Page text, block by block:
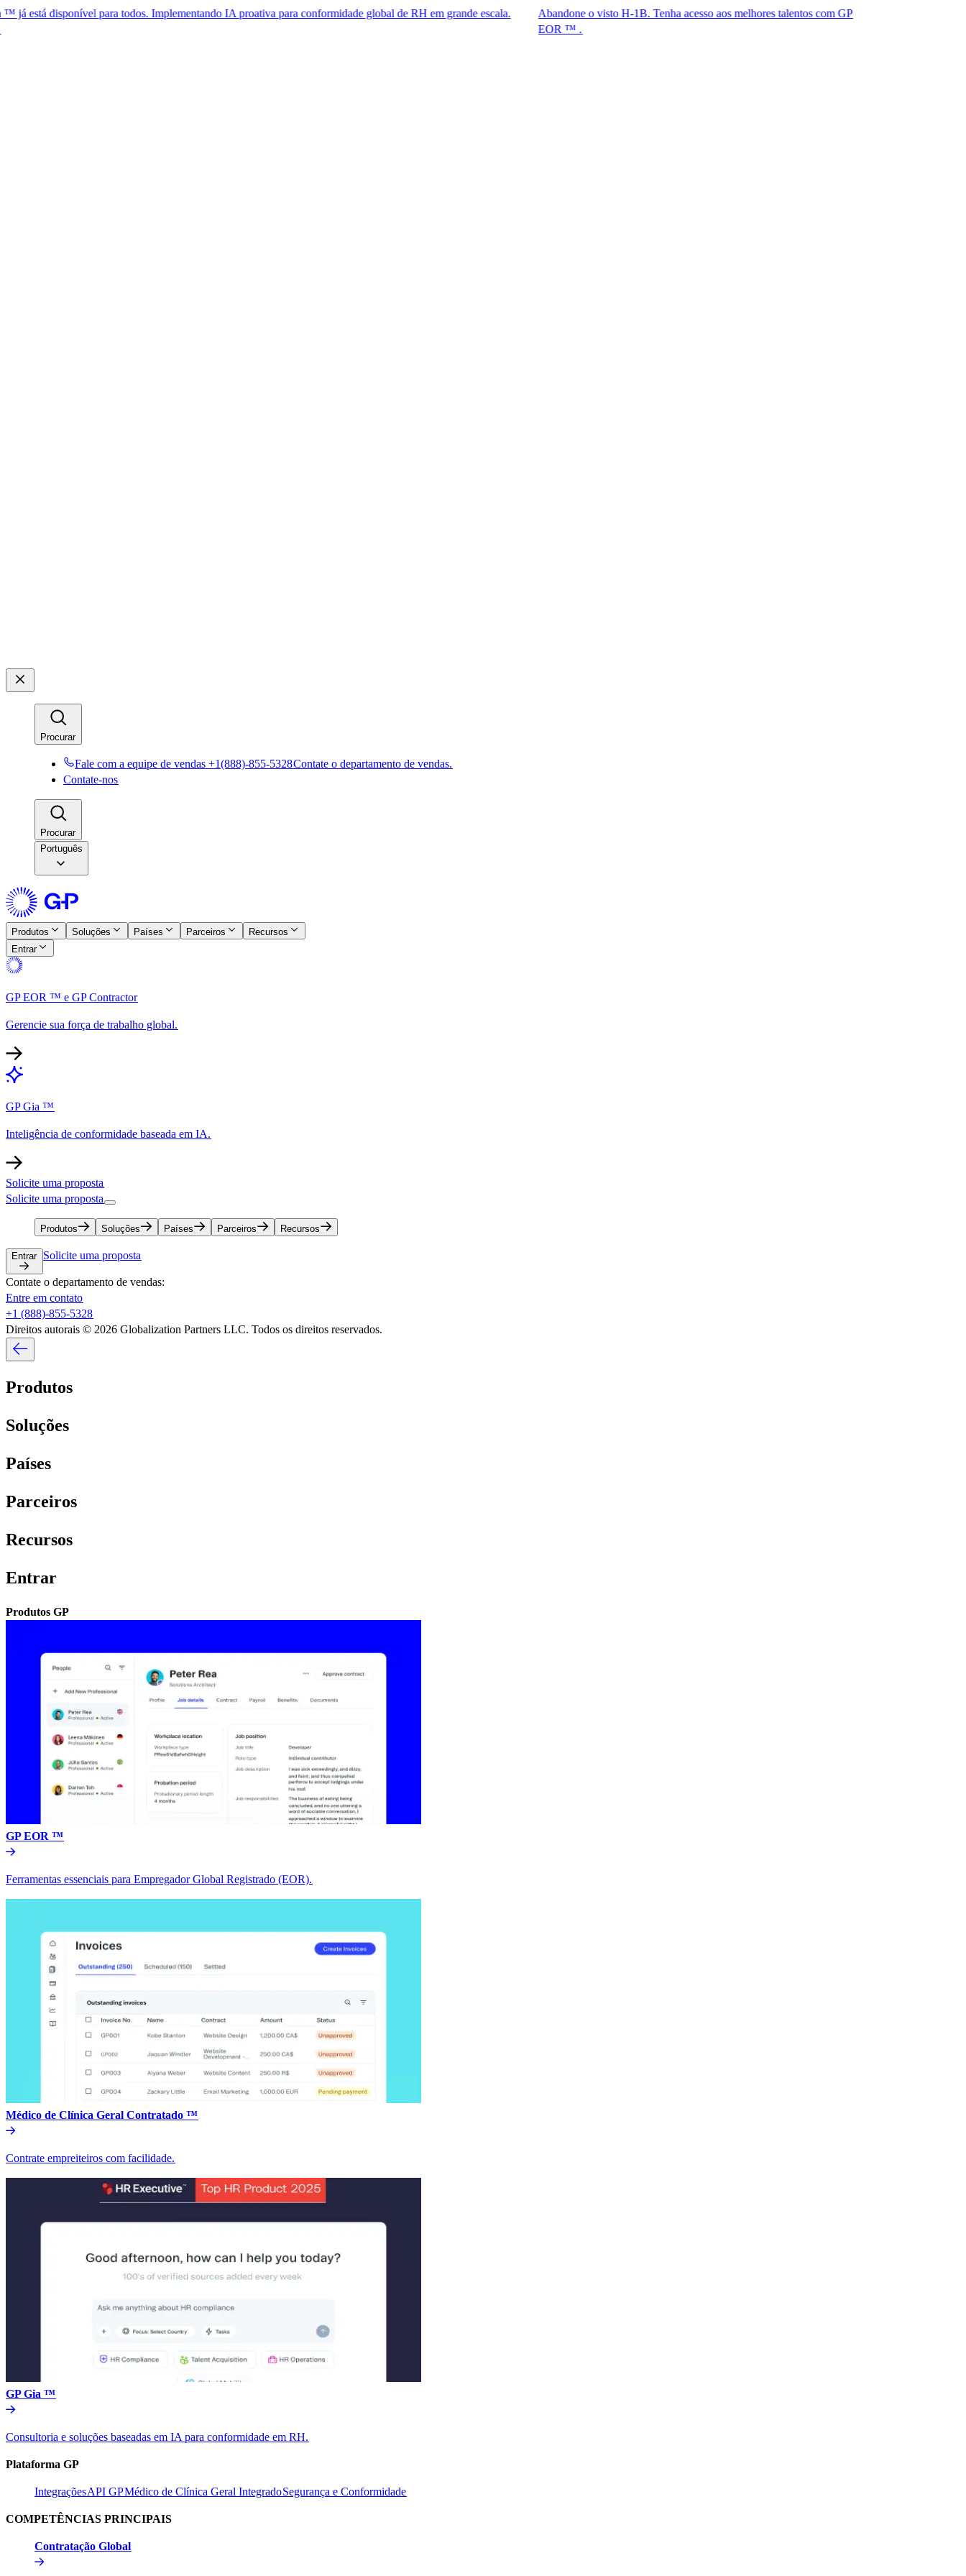
para todos. Implementando IA proativa para conformidade global de RH em grande escala.
Abandone o visto H-1B. Tenha acesso aos melhores talentos com GP
Procurar​​
Fale com a equipe de vendas +1(888)-855-5328​​Contate o departamento de vendas.​​
Contate-nos​​
Procurar​​
Português
Produtos​​ Soluções​​ Países​​ Parceiros​​
Recursos​​
Entrar​​
GP EOR ™ e GP Contractor​​
Gerencie sua força de trabalho global.​​
GP Gia ™​​
Inteligência de conformidade baseada em IA.​​
Solicite uma proposta​​
Solicite uma proposta​​
Produtos​​ Soluções​​ Países​​ Parceiros​​ Recursos​​
Entrar​​ Solicite uma proposta​​
Contate o departamento de vendas:​​
Entre em contato​​
+1 (888)-855-5328​​
Direitos autorais © 2026 Globalization Partners LLC. Todos os direitos reservados.​​
Produtos​​
Soluções​​
Países​​
Parceiros​​
Recursos​​
Entrar​​
Produtos GP​​
GP EOR ™​​
Ferramentas essenciais para Empregador Global Registrado (EOR).​​
Médico de Clínica Geral Contratado ™​​
Contrate empreiteiros com facilidade.​​
GP Gia ™​​
Consultoria e soluções baseadas em IA para conformidade em RH.​​
Plataforma GP​​
Integrações​​API GP​​Médico de Clínica Geral Integrado​​Segurança e Conformidade​​
COMPETÊNCIAS PRINCIPAIS​​
Contratação Global​​